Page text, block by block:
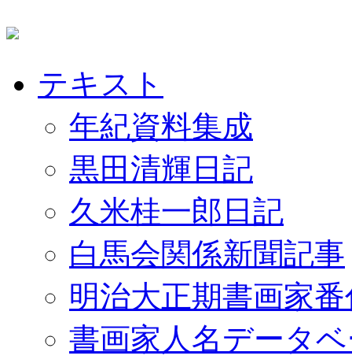
テキスト
年紀資料集成
黒田清輝日記
久米桂一郎日記
白馬会関係新聞記事
明治大正期書画家
書画家人名データ